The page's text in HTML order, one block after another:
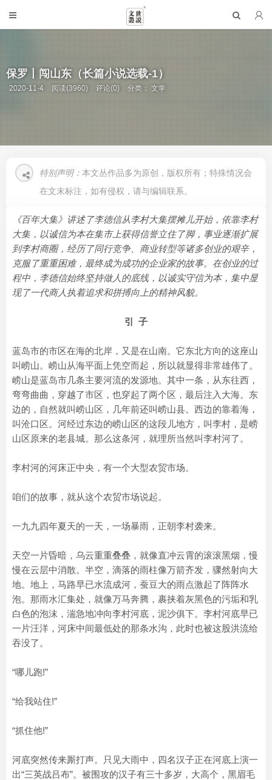
保罗丨闯山东（长篇小说选载-1）
2020-11-4 阅读(3960) 评论(0) 分类：文学
特别声明： 本文丛作品多为原创，版权所有；特殊情况会
在文末标注，如有侵权，请与编辑联系。
《百年大集》讲述了李德信从李村大集摆摊儿开始，依靠李村
大集，以诚信为本在集市上获得信誉立住了脚，事业逐渐扩展
到李村商圈，经历了同行竞争、商业转型等诸多创业的艰辛，
克服了重重困难，最终成为成功的企业家的故事。在创业的过
程中，李德信始终坚持做人的底线，以诚实守信为本，集中显
现了一代商人执着追求和拼搏向上的精神风貌。
引 子
蓝岛市的市区在海的北岸，又是在山南。它东北方向的这座山
叫崂山。崂山从海平面上凭空而起，所以就显得非常雄伟了。
崂山是蓝岛市几条主要河流的发源地。其中一条，从东往西，
弯弯曲曲，穿越了市区，也穿起了两个区，最后注入大海。东
边的，自然就叫崂山区，几年前还叫崂山县。西边的靠着海，
叫沧口区。河经过东边的崂山区的这段儿地方，叫李村，是崂
山区原来的老县城。那么这条河，就理所当然叫李村河了。
李村河的河床正中央，有一个大型农贸市场。
咱们的故事，就从这个农贸市场说起。
一九九四年夏天的一天，一场暴雨，正朝李村袭来。
天空一片昏暗，乌云重重叠叠，就像直冲云霄的滚滚黑烟，慢
慢在云层中消散。半空，滴落的雨柱像万箭齐发，骤然射向大
地。地上，马路早已水流成河，蚕豆大的雨点激起了阵阵水
泡。那雨水汇集处，就像万马奔腾，裹挟着灰黑色的污垢和乳
白色的泡沫，湍急地冲向李村河底，泥沙俱下。李村河底早已
一片汪洋，河床中间最低处的那条水沟，此时也被这股洪流给
吞没了。
“哪儿跑!”
“给我站住!”
“抓住他!”
河底突然传来厮打声。只见大雨中，四名汉子正在河底上演一
出“三英战吕布”。被围攻的汉子有三十多岁，大高个，黑眉毛